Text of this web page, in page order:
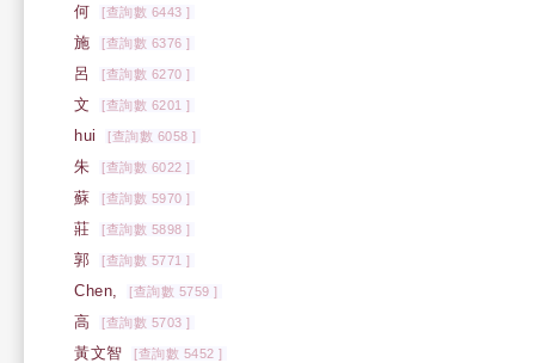
何 [查詢數 6443 ]
施 [查詢數 6376 ]
呂 [查詢數 6270 ]
文 [查詢數 6201 ]
hui [查詢數 6058 ]
朱 [查詢數 6022 ]
蘇 [查詢數 5970 ]
莊 [查詢數 5898 ]
郭 [查詢數 5771 ]
Chen, [查詢數 5759 ]
高 [查詢數 5703 ]
黃文智 [查詢數 5452 ]